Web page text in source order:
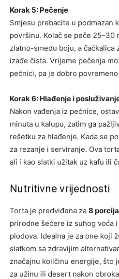
Korak 5: Pečenje
Smjesu prebacite u podmazan
površinu. Kolač se peče 25–30
zlatno-smeđu boju, a čačkalica
izađe čista. Vrijeme pečenja
pećnici, pa je dobro
Korak 6: Hlađenje i
Nakon vađenja iz pećnice,
minuta u kalupu, zatim ga
rešetku za hlađenje. Kada se
za rezanje i serviranje. Ova
ali i kao slatki užitak uz kafu ili
Nutritivne vrijednosti
Torta je predviđena za 8 porcija
prirodne šećere iz suhog voća
plodova. Idealna je za one koji
slatkom sa zdravijim
značajnu količinu energije, što
za užinu ili desert nakon